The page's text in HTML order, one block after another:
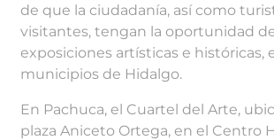
de que la ciudadanía, así como
visitantes, tengan la oportunidad
exposiciones artísticas e históricas,
municipios de Hidalgo.
En Pachuca, el Cuartel del Arte,
plaza Aniceto Ortega, en el Centro